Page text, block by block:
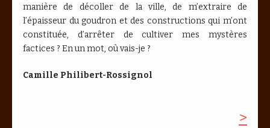
manière de décoller de la ville, de m’extraire de
l’épaisseur du goudron et des constructions qui m’ont
constituée, d’arrêter de cultiver mes mystères
factices ? En un mot, où vais-je ?
Camille Philibert-Rossignol
>